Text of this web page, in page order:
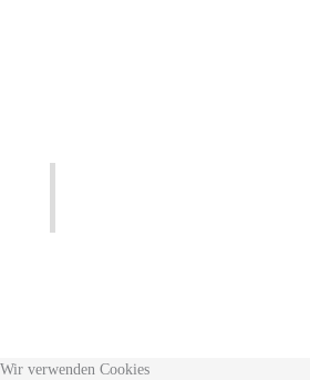
Wir verwenden Cookies